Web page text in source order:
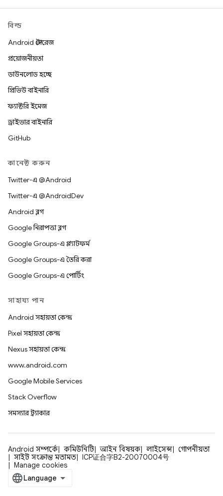
বিল্ড
Android স্টোরেজ
প্রয়োজনীয়তা
ডাউনলোড হচ্ছে
প্রিভিউ বাইনারি
ফ্যাক্টরি ইমেজ
ড্রাইভার বাইনারি
GitHub
কানেক্ট করুন
Twitter-এ @Android
Twitter-এ @AndroidDev
Android ব্লগ
Google নিরাপত্তা ব্লগ
Google Groups-এ প্ল্যাটফর্ম
Google Groups-এ তৈরি করা
Google Groups-এ পোর্টিং
সাহায্য পান
Android সহায়তা কেন্দ্র
Pixel সহায়তা কেন্দ্র
Nexus সহায়তা কেন্দ্র
www.android.com
Google Mobile Services
Stack Overflow
সমস্যার ট্র্যাকার
Android সম্পর্কে কমিউনিটি আইন বিষয়ক লাইসেন্স
গোপনীয়তা
সাইট সংক্রান্ত মতামত
ICP证合字B2-20070004号
Manage cookies